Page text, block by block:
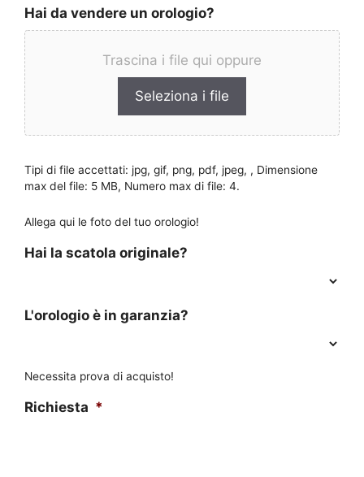
Hai da vendere un orologio?
Trascina i file qui oppure
Seleziona i file
Tipi di file accettati: jpg, gif, png, pdf, jpeg, , Dimensione
max del file: 5 MB, Numero max di file: 4.
Allega qui le foto del tuo orologio!
Hai la scatola originale?
L'orologio è in garanzia?
Necessita prova di acquisto!
Richiesta *